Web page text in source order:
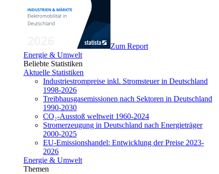
Zum Report
Energie & Umwelt
Beliebte Statistiken
Aktuelle Statistiken
Industriestrompreise inkl. Stromsteuer in Deutschland
1998-2026
Treibhausgasemissionen nach Sektoren in Deutschland
1990-2030
CO₂-Ausstoß weltweit 1960-2024
Stromerzeugung in Deutschland nach Energieträger
2000-2025
EU-Emissionshandel: Entwicklung der Preise 2023-
2026
Energie & Umwelt
Themen